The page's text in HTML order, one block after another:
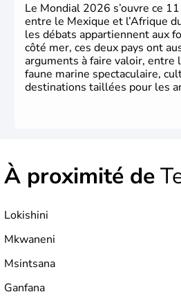
Le Mondial 2026 s’ouvre ce
entre le Mexique et l’Afrique
les débats appartiennent aux
côté mer, ces deux pays ont
arguments à faire valoir, entre
faune marine spectaculaire,
destinations taillées pour les
À proximité de
Lokishini
Mkwaneni
Msintsana
Ganfana